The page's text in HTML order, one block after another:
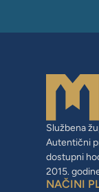
Službena
Autentični
dostupni
2015.
NAČINI